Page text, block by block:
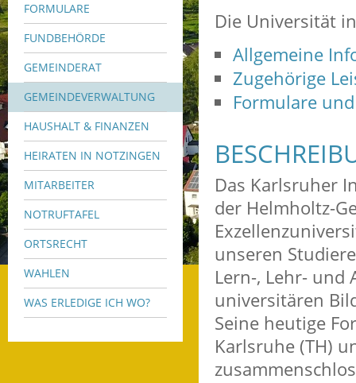
FORMULARE
FUNDBEHÖRDE
GEMEINDERAT
GEMEINDEVERWALTUNG
HAUSHALT & FINANZEN
HEIRATEN IN NOTZINGEN
MITARBEITER
NOTRUFTAFEL
ORTSRECHT
WAHLEN
WAS ERLEDIGE ICH WO?
Die Universität
Allgemeine
Zugehörige
Formulare
Das Karlsruher
der Helmholtz-
unseren
Lern-, Lehr- und
universitären
Seine heutige
Karlsruhe (TH)